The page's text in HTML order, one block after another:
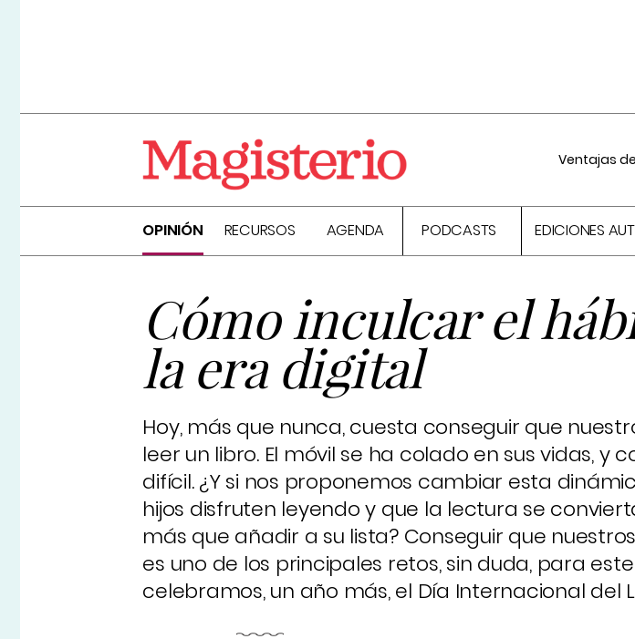
Ventajas
OPINIÓN RECURSOS AGENDA PODCASTS EDICIONES
Cómo inculcar el
la era digital
Hoy, más que nunca, cuesta conseguir que
leer un libro. El móvil se ha colado en sus vidas, y
difícil. ¿Y si nos proponemos cambiar esta
hijos disfruten leyendo y que la lectura se
más que añadir a su lista? Conseguir que
es uno de los principales retos, sin duda, para
celebramos, un año más, el Día Internacional del